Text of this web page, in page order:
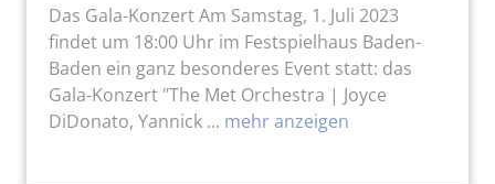
Das Gala-Konzert Am Samstag, 1. Juli 2023
findet um 18:00 Uhr im Festspielhaus Baden-
Baden ein ganz besonderes Event statt: das
Gala-Konzert "The Met Orchestra | Joyce
DiDonato, Yannick ... mehr anzeigen